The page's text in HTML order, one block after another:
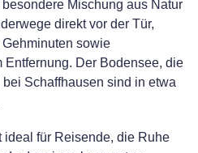
Mischung aus Natur
direkt vor der Tür,
sowie
Entfernung. Der Bodensee, die
Schaffhausen sind in etwa
ideal für Reisende, die Ruhe